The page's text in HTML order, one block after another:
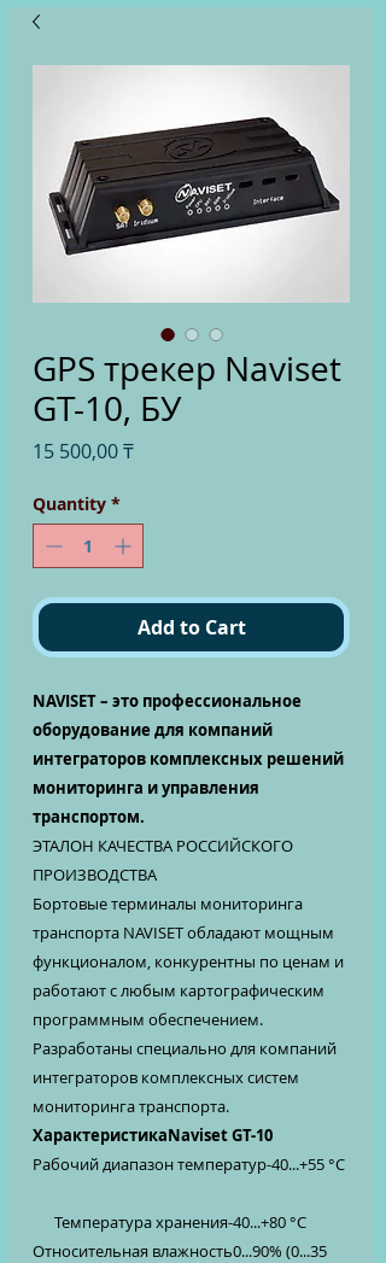
GPS трекер Naviset
GT-10, БУ
15 500,00 ₸Price
Quantity *
Add to Cart
NAVISET – это профессиональное
оборудование для компаний
интеграторов комплексных решений
мониторинга и управления
транспортом.
ЭТАЛОН КАЧЕСТВА РОССИЙСКОГО
ПРОИЗВОДСТВА
Бортовые терминалы мониторинга
транспорта NAVISET обладают мощным
функционалом, конкурентны по ценам и
работают с любым картографическим
программным обеспечением.
Разработаны специально для компаний
интеграторов комплексных систем
мониторинга транспорта.
ХарактеристикаNaviset GT-10
Рабочий диапазон температур-40...+55 °C
Температура хранения-40...+80 °C
Относительная влажность0...90% (0...35